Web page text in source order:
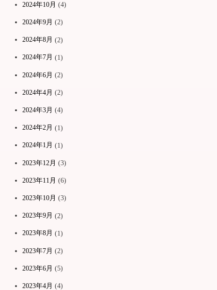
2024年10月 (4)
2024年9月 (2)
2024年8月 (2)
2024年7月 (1)
2024年6月 (2)
2024年4月 (2)
2024年3月 (4)
2024年2月 (1)
2024年1月 (1)
2023年12月 (3)
2023年11月 (6)
2023年10月 (3)
2023年9月 (2)
2023年8月 (1)
2023年7月 (2)
2023年6月 (5)
2023年4月 (4)